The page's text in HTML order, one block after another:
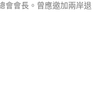
會會長。曾應邀加兩岸退